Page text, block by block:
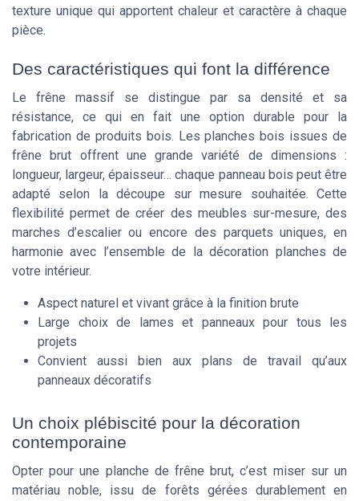
texture unique qui apportent chaleur et caractère à chaque
pièce.
Des caractéristiques qui font la différence
Le frêne massif se distingue par sa densité et sa
résistance, ce qui en fait une option durable pour la
fabrication de produits bois. Les planches bois issues de
frêne brut offrent une grande variété de dimensions :
longueur, largeur, épaisseur… chaque panneau bois peut être
adapté selon la découpe sur mesure souhaitée. Cette
flexibilité permet de créer des meubles sur-mesure, des
marches d’escalier ou encore des parquets uniques, en
harmonie avec l’ensemble de la décoration planches de
votre intérieur.
Aspect naturel et vivant grâce à la finition brute
Large choix de lames et panneaux pour tous les
projets
Convient aussi bien aux plans de travail qu’aux
panneaux décoratifs
Un choix plébiscité pour la décoration
contemporaine
Opter pour une planche de frêne brut, c’est miser sur un
matériau noble, issu de forêts gérées durablement en